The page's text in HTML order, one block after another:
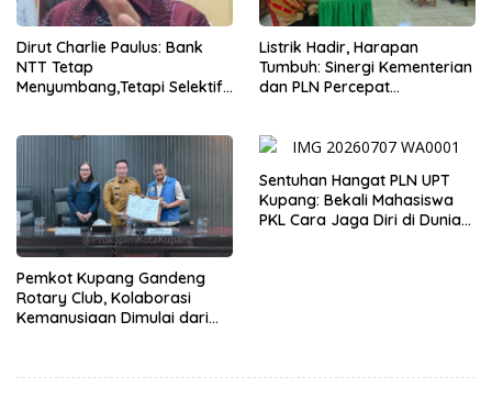
Dirut Charlie Paulus: Bank
NTT Tetap
Menyumbang,Tetapi Selektif
Listrik Hadir, Harapan
Tumbuh: Sinergi Kementerian
dan PLN Percepat
Pemkot Kupang Gandeng
Rotary Club, Kolaborasi
Kemanusiaan Dimulai dari
Sentuhan Hangat PLN UPT
Kupang: Bekali Mahasiswa
PKL Cara Jaga Diri di Dunia